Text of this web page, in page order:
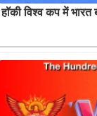
हॉकी विश्व कप में